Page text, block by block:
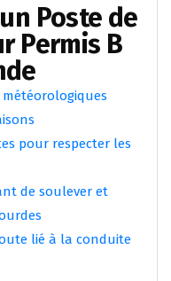
Poste de
Permis B
pour respecter les
de soulever et
lié à la conduite